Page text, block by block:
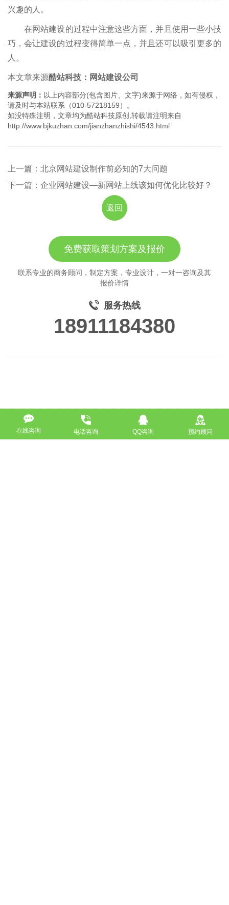
兴趣的人。
在网站建设的过程中注意这些方面，并且使用一些小技
巧，会让建设的过程变得简单一点，并且还可以吸引更多的
人。
本文章来源酷站科技：网站建设公司
来源声明： 以上内容部分(包含图片、文字)来源于网络，如有侵权，
请及时与本站联系（010-57218159）。
如没特殊注明，文章均为酷站科技原创,转载请注明来自
http://www.bjkuzhan.com/jianzhanzhishi/4543.html
上一篇：北京网站建设制作前必知的7大问题
下一篇：企业网站建设—新网站上线该如何优化比较好？
返回
免费获取策划方案及报价
联系专业的商务顾问，制定方案，专业设计，一对一咨询及其
报价详情
服务热线
18911184380
在线咨询 电话咨询 QQ咨询 预约顾问